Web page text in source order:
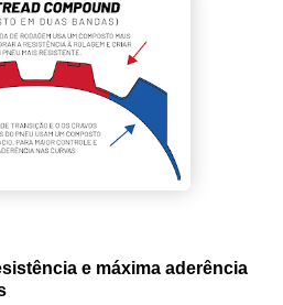
e máxima aderência